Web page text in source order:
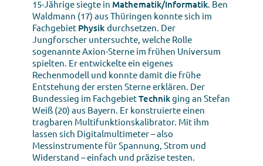
15-Jährige siegte in Mathematik/Informatik . Ben
Waldmann (17) aus Thüringen konnte sich im
Fachgebiet Physik durchsetzen. Der
Jungforscher untersuchte, welche Rolle
sogenannte Axion-Sterne im frühen Universum
spielten. Er entwickelte ein eigenes
Rechenmodell und konnte damit die frühe
Entstehung der ersten Sterne erklären. Der
Bundessieg im FachgebietTechnikging an Stefan
Weiß (20) aus Bayern. Er konstruierte einen
tragbaren Multifunktionskalibrator. Mit ihm
lassen sich Digitalmultimeter – also
Messinstrumente für Spannung, Strom und
Widerstand – einfach und präzise testen.